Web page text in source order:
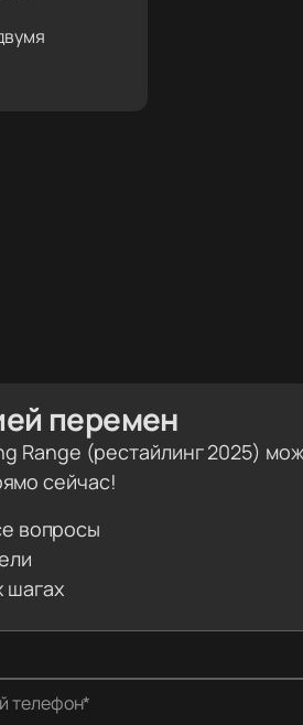
перемен
Range (рестайлинг 2025)
сейчас!
вопросы
шагах
телефон*